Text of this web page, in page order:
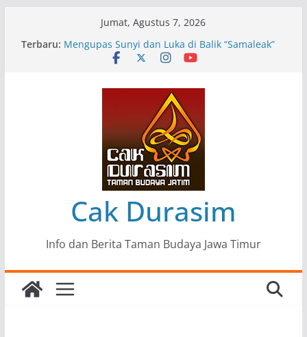
Jumat, Agustus 7, 2026
Terbaru: Pameran Lukisan Komunitas Patria Seni Rupa
Kota Blitar : Ketika “Bergerak” Menjadi Mantra
Mengupas Sunyi dan Luka di Balik “Samaleak”
Menjaga Marwah Seni dan Budaya: Catatan
Kunjungan Kerja Ir. Bambang Haryo Soekartono
(BHS) Anggota DPR RI ke Taman Budaya Jawa
Pameran Tunggal 35 Karya Agus Koecink
“Tumbang Tambang”, Ungkapan Kritis Tentang
Derita Pekerja Pertambangan
Cak Durasim
Info dan Berita Taman Budaya Jawa Timur